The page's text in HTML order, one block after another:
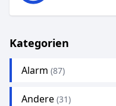
Kategorien
Alarm (87)
Andere (31)